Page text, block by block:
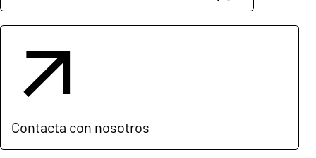
Contacta con nosotros